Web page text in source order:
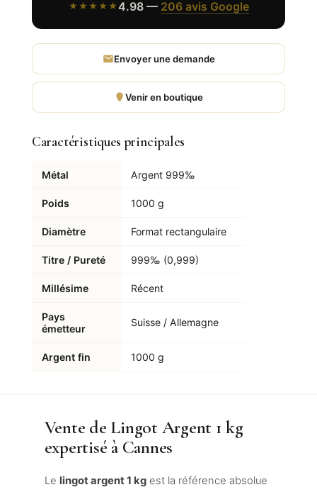
★★★★★ 4.98 — 206 avis Google
Envoyer une demande
Venir en boutique
Caractéristiques principales
Métal Argent 999‰
Poids 1000 g
Diamètre Format rectangulaire
Titre / Pureté 999‰ (0,999)
Millésime Récent
Pays
émetteur
Suisse / Allemagne
Argent fin 1000 g
Vente de Lingot Argent 1 kg
expertisé à Cannes
Le lingot argent 1 kgest la référence absolue